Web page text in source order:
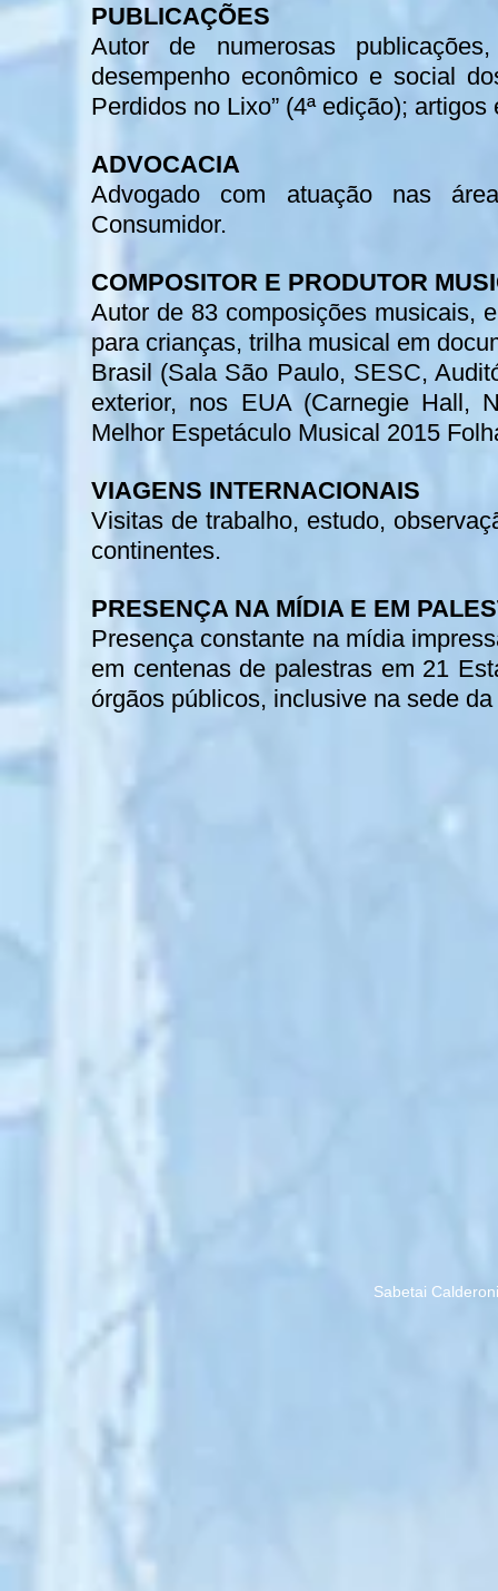
PUBLICAÇÕES
Autor de numerosas
desempenho econômico e social
Perdidos no Lixo” (4ª edição);
ADVOCACIA
Advogado com atuação nas
Consumidor.
COMPOSITOR E PRODUTOR
Autor de 83 composições musicais,
para crianças, trilha musical em
Brasil (Sala São Paulo, SESC,
exterior, nos EUA (Carnegie Hall,
Melhor Espetáculo Musical 2015
VIAGENS INTERNACIONAIS
Visitas de trabalho, estudo,
continentes.
PRESENÇA NA MÍDIA E EM
Presença constante na mídia
em centenas de palestras em 21
órgãos públicos, inclusive na sede
Sabetai